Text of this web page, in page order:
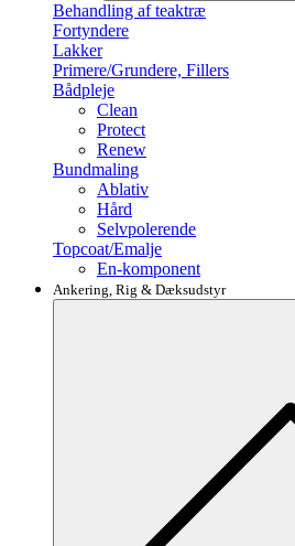
Behandling af teaktræ
Fortyndere
Lakker
Primere/Grundere, Fillers
Bådpleje
Clean
Protect
Renew
Bundmaling
Ablativ
Hård
Selvpolerende
Topcoat/Emalje
En-komponent
Ankering, Rig & Dæksudstyr